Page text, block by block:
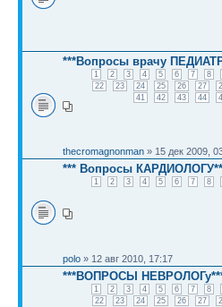
***Вопросы врачу
1 2 3 4 5 6 7 8
22
23 24 25 26 27
41
42 43 44
thecromagnonman » 15 дек 2009,
*** Вопросы
1 2 3 4 5 6 7 8
polo » 12 авг 2010, 17:17
***ВОПРОСЫ НЕВРОЛОГу***
1 2 3 4 5 6 7 8
22
23 24 25 26 27